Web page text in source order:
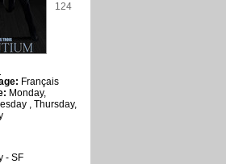
124
Français
Monday,
, Thursday,
- SF